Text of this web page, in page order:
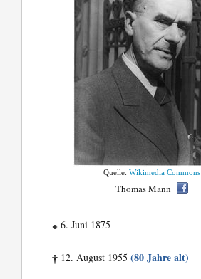
Quelle:Wikimedia Commons
Thomas Mann
* 6. Juni 1875
† 12. August 1955(80 Jahre alt)